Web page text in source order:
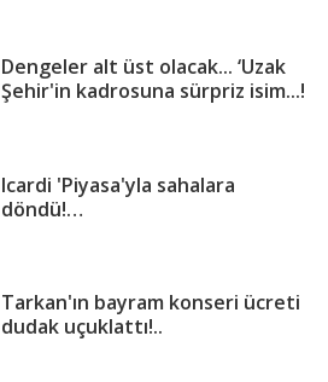
Dengeler alt üst olacak... ‘Uzak
Şehir'in kadrosuna sürpriz isim...!
Icardi 'Piyasa'yla sahalara
döndü!…
Tarkan'ın bayram konseri ücreti
dudak uçuklattı!..